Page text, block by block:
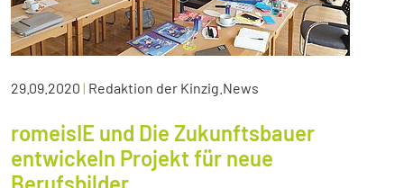
29.09.2020 | Redaktion der Kinzig.News
romeisIE und Die Zukunftsbauer
entwickeln Projekt für neue